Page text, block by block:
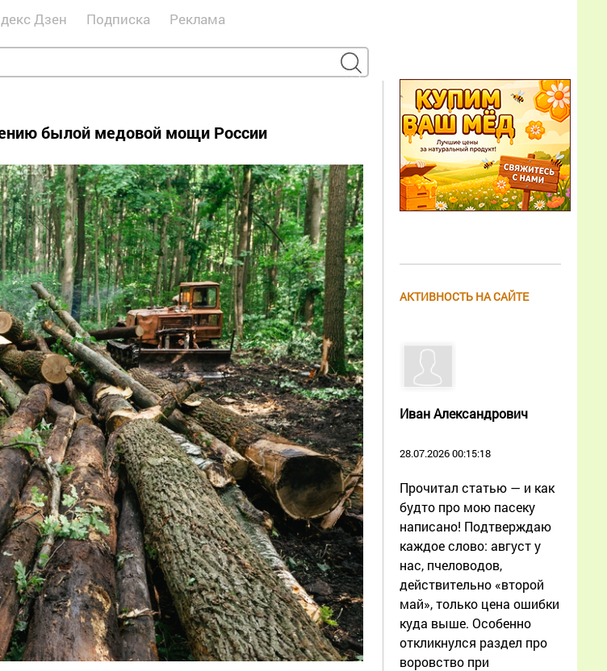
Дзен Подписка Реклама
былой медовой мощи России
АКТИВНОСТЬ НА САЙТЕ
Иван Александрович
28.07.2026 00:15:18
Прочитал статью — и как
будто про мою пасеку
написано! Подтверждаю
каждое слово: август у
нас, пчеловодов,
действительно «второй
май», только цена ошибки
куда выше. Особенно
откликнулся раздел про
воровство при